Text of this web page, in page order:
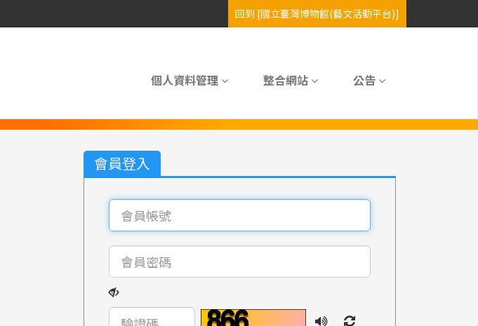
個人資料管理 整合網站 公告
會員登入